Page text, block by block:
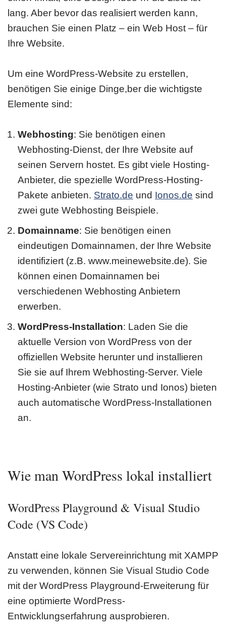
lang. Aber bevor das realisiert werden kann,
brauchen Sie einen Platz – ein Web Host – für
Ihre Website.
Um eine WordPress-Website zu erstellen,
benötigen Sie einige Dinge,ber die wichtigste
Elemente sind:
Webhosting: Sie benötigen einen
Webhosting-Dienst, der Ihre Website auf
seinen Servern hostet. Es gibt viele Hosting-
Anbieter, die spezielle WordPress-Hosting-
Pakete anbieten. Strato.de und Ionos.de sind
zwei gute Webhosting Beispiele.
Domainname: Sie benötigen einen
eindeutigen Domainnamen, der Ihre Website
identifiziert (z.B. www.meinewebsite.de). Sie
können einen Domainnamen bei
verschiedenen Webhosting Anbietern
erwerben.
WordPress-Installation: Laden Sie die
aktuelle Version von WordPress von der
offiziellen Website herunter und installieren
Sie sie auf Ihrem Webhosting-Server. Viele
Hosting-Anbieter (wie Strato und Ionos) bieten
auch automatische WordPress-Installationen
an.
Wie man WordPress lokal installiert
WordPress Playground & Visual Studio
Code (VS Code)
Anstatt eine lokale Servereinrichtung mit XAMPP
zu verwenden, können Sie Visual Studio Code
mit der WordPress Playground-Erweiterung für
eine optimierte WordPress-
Entwicklungserfahrung ausprobieren.